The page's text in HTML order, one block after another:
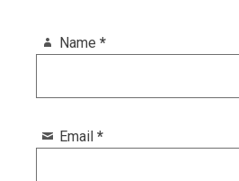
Name *
Email *